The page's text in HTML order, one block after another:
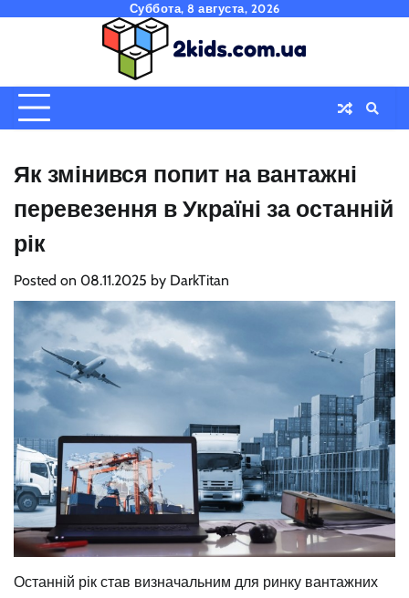
Суббота, 8 августа, 2026
Як змінився попит на вантажні
перевезення в Україні за останній
рік
Posted on 08.11.2025 by DarkTitan
Останній рік став визначальним для ринку вантажних